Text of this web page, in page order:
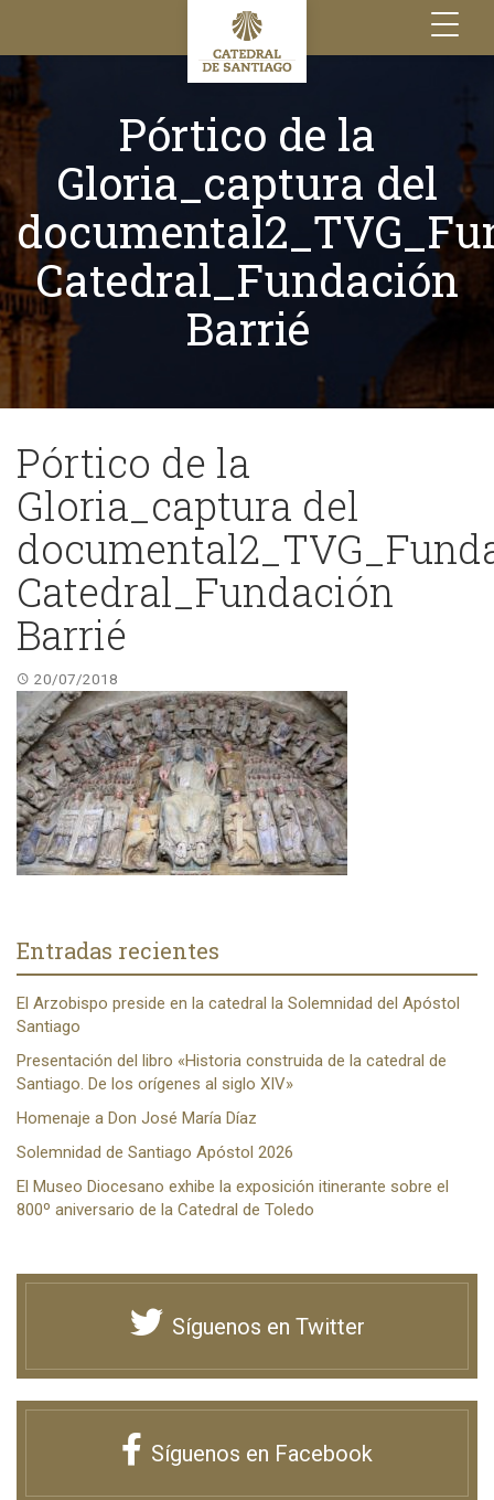
Toggle
navigation
Pórtico de la
Gloria_captura del
Catedral_Fundación
Barrié
Pórtico de la
Gloria_captura del
Catedral_Fundación
Barrié
20/07/2018
Entradas recientes
El Arzobispo preside en la catedral la Solemnidad del Apóstol
Santiago
Presentación del libro «Historia construida de la catedral de
Santiago. De los orígenes al siglo XIV»
Homenaje a Don José María Díaz
Solemnidad de Santiago Apóstol 2026
El Museo Diocesano exhibe la exposición itinerante sobre el
800º aniversario de la Catedral de Toledo
Síguenos en Twitter
Síguenos en Facebook